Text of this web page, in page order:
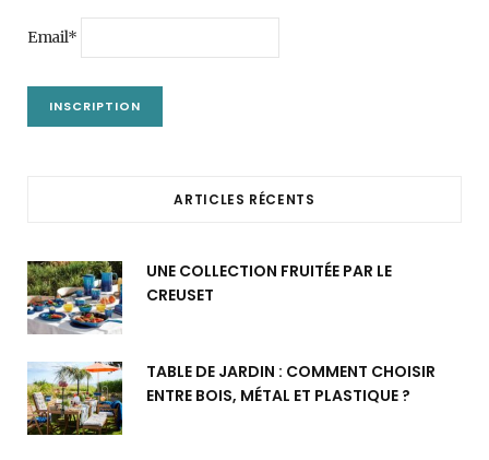
Email*
ARTICLES RÉCENTS
UNE COLLECTION FRUITÉE PAR LE
CREUSET
TABLE DE JARDIN : COMMENT CHOISIR
ENTRE BOIS, MÉTAL ET PLASTIQUE ?